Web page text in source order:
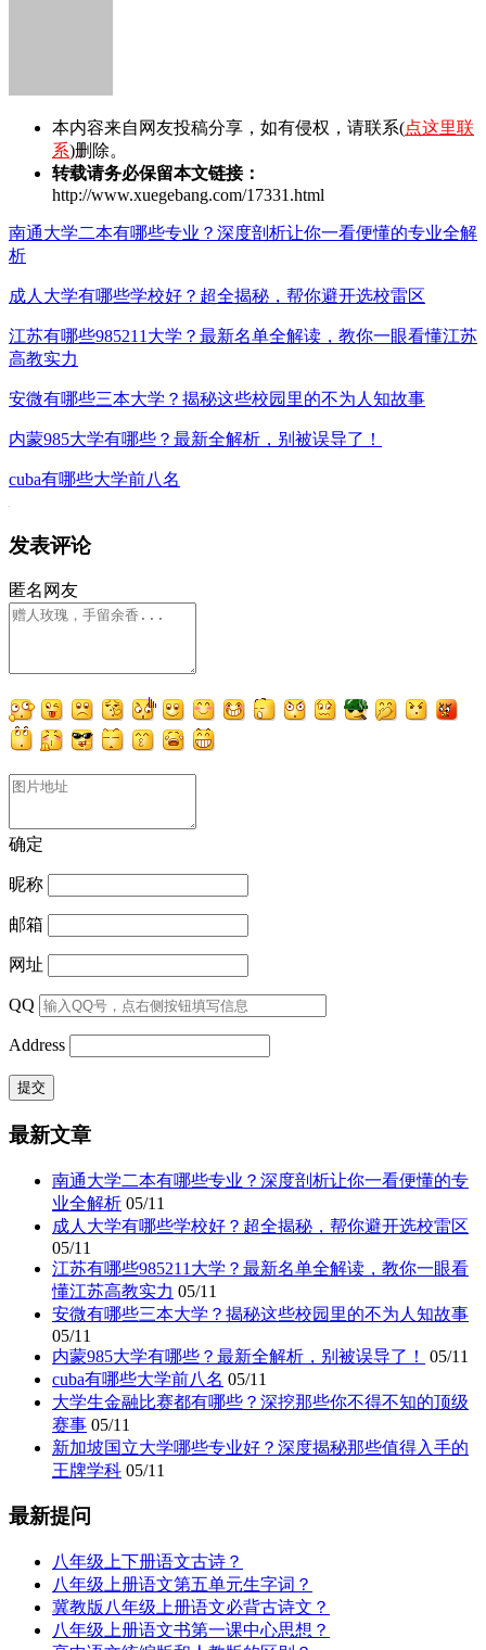
本内容来自网友投稿分享，如有侵权，请联系(点这里联
系)删除。
转载请务必保留本文链接：
http://www.xuegebang.com/17331.html
南通大学二本有哪些专业？深度剖析让你一看便懂的专业全解
析
成人大学有哪些学校好？超全揭秘，帮你避开选校雷区
江苏有哪些985211大学？最新名单全解读，教你一眼看懂江苏
高教实力
安微有哪些三本大学？揭秘这些校园里的不为人知故事
内蒙985大学有哪些？最新全解析，别被误导了！
cuba有哪些大学前八名
发表评论
匿名网友
确定
昵称
邮箱
网址
QQ
Address
最新文章
南通大学二本有哪些专业？深度剖析让你一看便懂的专
业全解析 05/11
成人大学有哪些学校好？超全揭秘，帮你避开选校雷区
05/11
江苏有哪些985211大学？最新名单全解读，教你一眼看
懂江苏高教实力 05/11
安微有哪些三本大学？揭秘这些校园里的不为人知故事
05/11
内蒙985大学有哪些？最新全解析，别被误导了！
05/11
cuba有哪些大学前八名 05/11
大学生金融比赛都有哪些？深挖那些你不得不知的顶级
赛事 05/11
新加坡国立大学哪些专业好？深度揭秘那些值得入手的
王牌学科 05/11
最新提问
八年级上下册语文古诗？
八年级上册语文第五单元生字词？
冀教版八年级上册语文必背古诗文？
八年级上册语文书第一课中心思想？